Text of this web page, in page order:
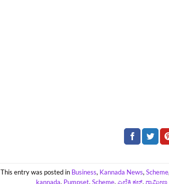
This entry was posted in Business, Kannada News,Scheme
kannada, Pumpset,Scheme,ಎಲೆಕ್ಟ್ರಿಕಲ್,